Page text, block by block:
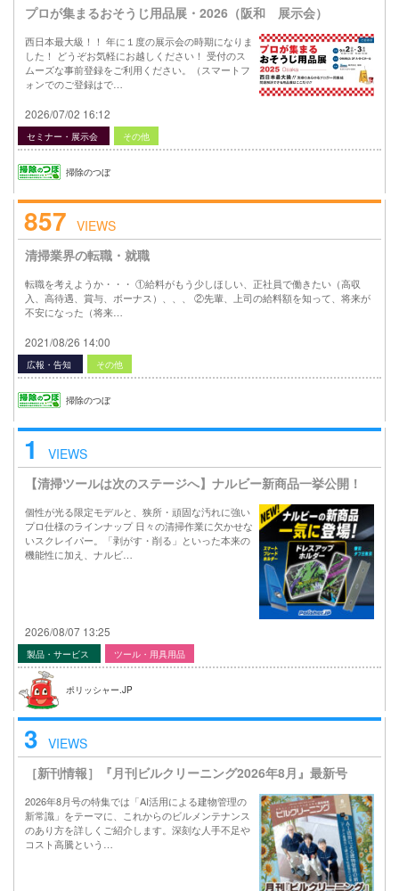
プロが集まるおそうじ用品展・2026（阪和 展示会）
西日本最大級！！ 年に１度の展示会の時期になりま
した！ どうぞお気軽にお越しください！ 受付のス
ムーズな事前登録をご利用ください。（スマートフ
ォンでのご登録はで…
2026/07/02 16:12
セミナー・展示会 その他
掃除のつぼ
857 VIEWS
清掃業界の転職・就職
転職を考えようか・・・ ①給料がもう少しほしい、正社員で働きたい（高収
入、高待遇、賞与、ボーナス）、、、 ②先輩、上司の給料額を知って、将来が
不安になった（将来…
2021/08/26 14:00
広報・告知 その他
掃除のつぼ
1
VIEWS
【清掃ツールは次のステージへ】ナルビー新商品一挙公開！
個性が光る限定モデルと、狭所・頑固な汚れに強い
プロ仕様のラインナップ 日々の清掃作業に欠かせな
いスクレイパー。「剥がす・削る」といった本来の
機能性に加え、ナルビ…
2026/08/07 13:25
製品・サービス ツール・用具用品
ポリッシャー.JP
3 VIEWS
［新刊情報］『月刊ビルクリーニング2026年8月』最新号
2026年8月号の特集では「AI活用による建物管理の
新常識」をテーマに、これからのビルメンテナンス
のあり方を詳しくご紹介します。深刻な人手不足や
コスト高騰という…